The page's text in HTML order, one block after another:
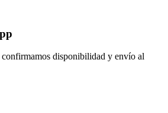
disponibilidad y envío al